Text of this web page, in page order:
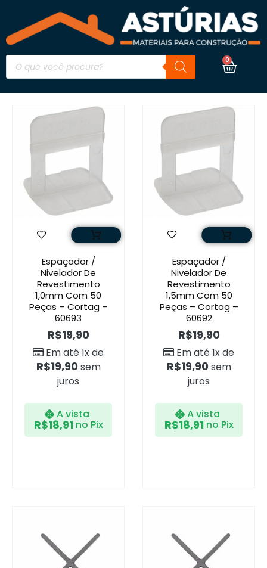
0
Espaçador /
Nivelador De
Revestimento
1,0mm Com 50
Peças – Cortag –
60693
R$19,90
Em até 1x de
R$19,90 sem
juros
A vista
R$18,91 no Pix
Espaçador /
Nivelador De
Revestimento
1,5mm Com 50
Peças – Cortag –
60692
R$19,90
Em até 1x de
R$19,90 sem
juros
A vista
R$18,91 no Pix